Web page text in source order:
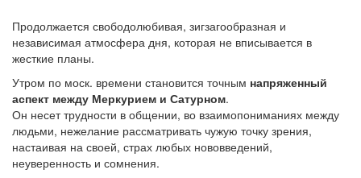
Продолжается свободолюбивая, зигзагообразная и
независимая атмосфера дня, которая не вписывается в
жесткие планы.
Утром по моск. времени становится точным напряженный
аспект между Меркурием и Сатурном.
Он несет трудности в общении, во взаимопониманиях между
людьми, нежелание рассматривать чужую точку зрения,
настаивая на своей, страх любых нововведений,
неуверенность и сомнения.